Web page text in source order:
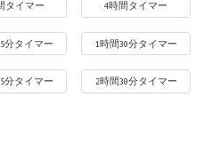
タイマー 4時間タイマー
分タイマー 1時間30分タイマー
分タイマー 2時間30分タイマー